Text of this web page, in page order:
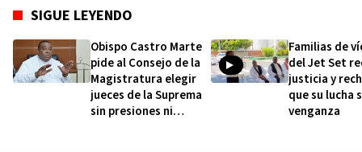
SIGUE LEYENDO
Obispo Castro Marte
pide al Consejo de la
Magistratura elegir
jueces de la Suprema
sin presiones ni
Familias de
del Jet Set
justicia y
que su lucha
venganza